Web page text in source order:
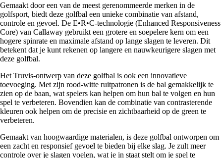
Gemaakt door een van de meest gerenommeerde merken in de
golfsport, biedt deze golfbal een unieke combinatie van afstand,
controle en gevoel. De E•R•C-technologie (Enhanced Responsiveness
Core) van Callaway gebruikt een grotere en soepelere kern om een
hogere spinrate en maximale afstand op lange slagen te leveren. Dit
betekent dat je kunt rekenen op langere en nauwkeurigere slagen met
deze golfbal.
Het Truvis-ontwerp van deze golfbal is ook een innovatieve
toevoeging. Met zijn rood-witte ruitpatronen is de bal gemakkelijk te
zien op de baan, wat spelers kan helpen om hun bal te volgen en hun
spel te verbeteren. Bovendien kan de combinatie van contrasterende
kleuren ook helpen om de precisie en zichtbaarheid op de green te
verbeteren.
Gemaakt van hoogwaardige materialen, is deze golfbal ontworpen om
een zacht en responsief gevoel te bieden bij elke slag. Je zult meer
controle over je slagen voelen, wat je in staat stelt om je spel te